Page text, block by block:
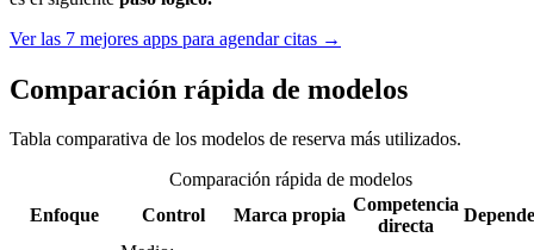
Ver las 7 mejores apps para agendar citas →
Comparación rápida de modelos
Tabla comparativa de los modelos de reserva más utilizados.
Comparación rápida de modelos
Enfoque
Control Marca propia
Competencia
directa